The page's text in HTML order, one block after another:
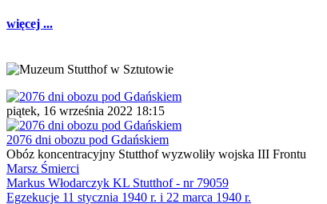
więcej ...
piątek, 16 września 2022 18:15
2076 dni obozu pod Gdańskiem
Obóz koncentracyjny Stutthof wyzwoliły wojska III Frontu
Marsz Śmierci
Markus Włodarczyk KL Stutthof - nr 79059
Egzekucje 11 stycznia 1940 r. i 22 marca 1940 r.